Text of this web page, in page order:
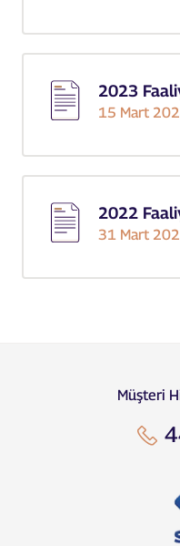
2023
15 Mart
2022
31 Mart
Müşteri